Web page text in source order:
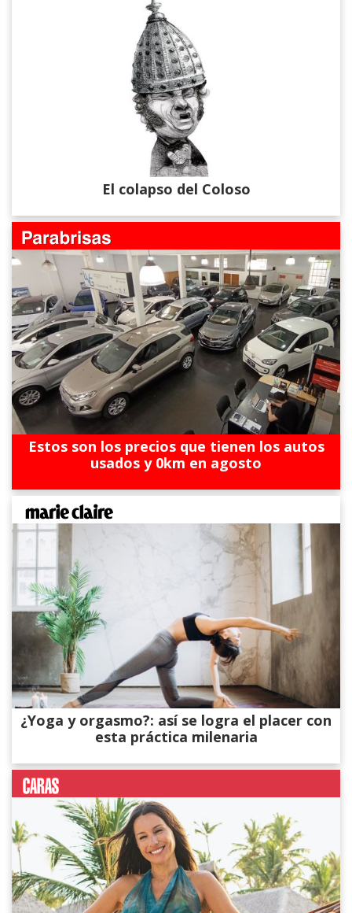
El colapso del Coloso
Estos son los precios que tienen los autos
usados y 0km en agosto
¿Yoga y orgasmo?: así se logra el placer con
esta práctica milenaria